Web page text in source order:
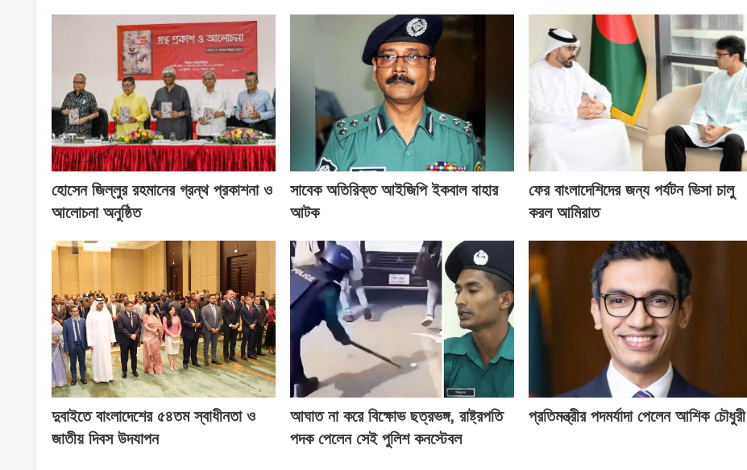
হোসেন জিল্লুর রহমানের গ্রন্থ প্রকাশনা ও
আলোচনা অনুষ্ঠিত
সাবেক অতিরিক্ত আইজিপি ইকবাল বাহার
আটক
ফের বাংলাদেশিদের জন্য পর্যটন ভিসা চালু
করল আমিরাত
দুবাইতে বাংলাদেশের ৫৪তম স্বাধীনতা ও
জাতীয় দিবস উদযাপন
আঘাত না করে বিক্ষোভ ছত্রভঙ্গ, রাষ্ট্রপতি
পদক পেলেন সেই পুলিশ কনস্টেবল
প্রতিমন্ত্রীর পদমর্যাদা পেলেন আশিক চৌধুরী